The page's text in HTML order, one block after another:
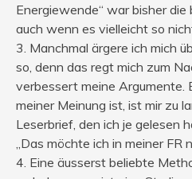
Energiewende“ war bisher die
auch wenn es vielleicht so
3. Manchmal ärgere ich mich
so, denn das regt mich zum
verbessert meine Argumente.
meiner Meinung ist, ist mir zu
Leserbrief, den ich je gelesen
„Das möchte ich in meiner FR
4. Eine äusserst beliebte